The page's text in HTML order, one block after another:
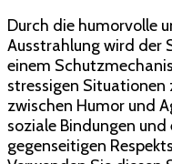
Durch die humorvolle
Ausstrahlung wird der
einem
stressigen Situationen
zwischen Humor und
soziale Bindungen
gegenseitigen